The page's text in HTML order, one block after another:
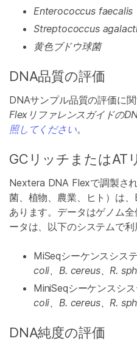
Enterococcus faecalis
Streptococcus
黄色ブドウ球菌
DNA品質の評価
DNAサンプル品質の評価に
Flexリファレンスガイドの
照してください。
GCリッチまたはAT
Nextera DNA Flexで調製さ
菌、植物、農業、ヒト）は
あります。データはゲノム
ータは、以下のシステムで利
MiSeqシーケンスシス
coli、B. cereus、R.
MiniSeqシーケンスシ
coli、B. cereus、R.
DNA純度の評価